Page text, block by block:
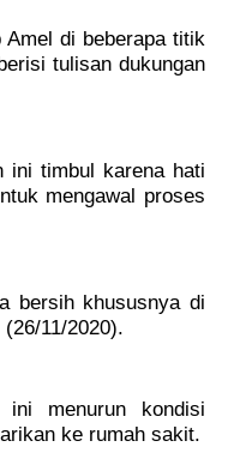
di beberapa titik
tulisan dukungan
ini timbul karena hati
mengawal proses
bersih khususnya di
11/2020).
menurun kondisi
ke rumah sakit.